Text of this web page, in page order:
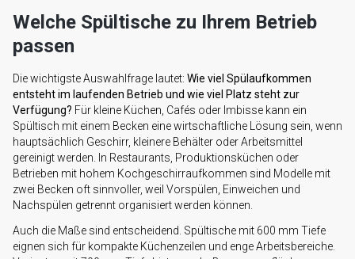
Welche Spültische zu Ihrem Betrieb
passen
Die wichtigste Auswahlfrage lautet: Wie viel Spülaufkommen
entsteht im laufenden Betrieb und wie viel Platz steht zur
Verfügung? Für kleine Küchen, Cafés oder Imbisse kann ein
Spültisch mit einem Becken eine wirtschaftliche Lösung sein, wenn
hauptsächlich Geschirr, kleinere Behälter oder Arbeitsmittel
gereinigt werden. In Restaurants, Produktionsküchen oder
Betrieben mit hohem Kochgeschirraufkommen sind Modelle mit
zwei Becken oft sinnvoller, weil Vorspülen, Einweichen und
Nachspülen getrennt organisiert werden können.
Auch die Maße sind entscheidend. Spültische mit 600 mm Tiefe
eignen sich für kompakte Küchenzeilen und enge Arbeitsbereiche.